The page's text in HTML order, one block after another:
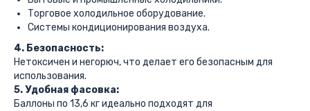
Торговое холодильное оборудование.
Системы кондиционирования воздуха.
4. Безопасность:
Нетоксичен и негорюч, что делает его безопасным для
использования.
5. Удобная фасовка:
Баллоны по 13,6 кг идеально подходят для